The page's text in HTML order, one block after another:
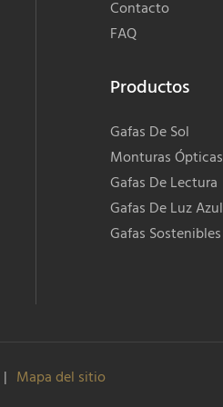
Contacto
FAQ
Productos
Gafas De Sol
Monturas Ópticas
Gafas De Lectura
Gafas De Luz Azul
Gafas Sostenibles
| Mapa del sitio